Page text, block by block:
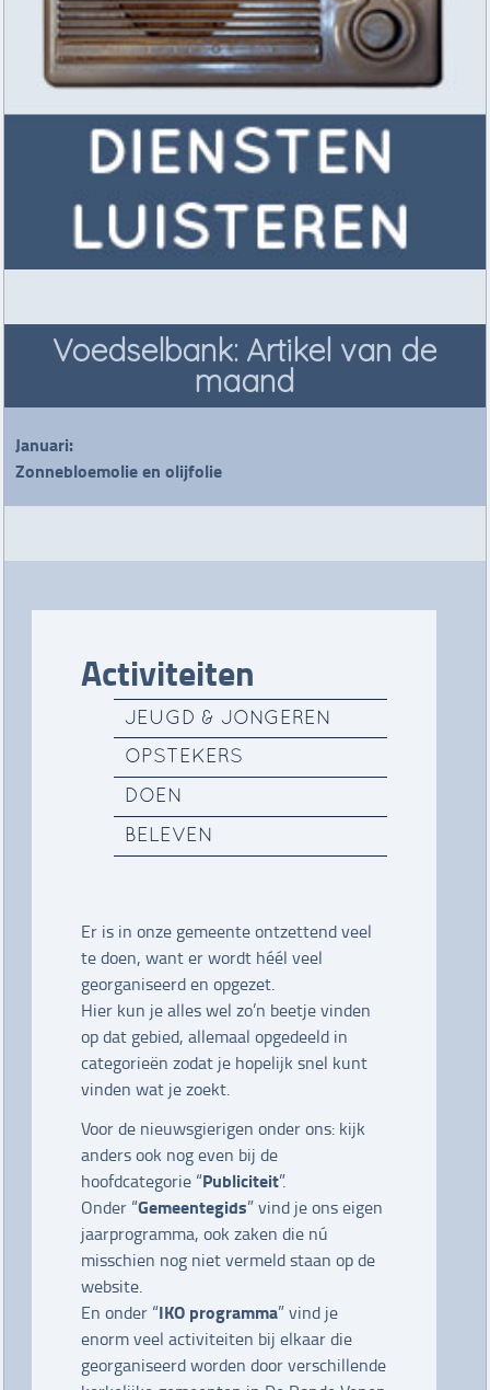
Activiteiten
JEUGD & JONGEREN
OPSTEKERS
DOEN
BELEVEN
Er is in onze gemeente ontzettend veel
te doen, want er wordt héél veel
georganiseerd en opgezet.
Hier kun je alles wel zo’n beetje vinden
op dat gebied, allemaal opgedeeld in
categorieën zodat je hopelijk snel kunt
vinden wat je zoekt.
Voor de nieuwsgierigen onder ons: kijk
anders ook nog even bij de
hoofdcategorie “Publiciteit”.
Onder “Gemeentegids” vind je ons eigen
jaarprogramma, ook zaken die nú
misschien nog niet vermeld staan op de
website.
En onder “IKO programma” vind je
enorm veel activiteiten bij elkaar die
georganiseerd worden door verschillende
Voedselbank: Artikel van de
maand
Januari:
Zonnebloemolie en olijfolie